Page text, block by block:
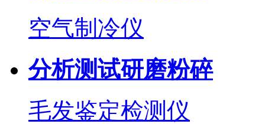
空气制冷仪
分析测试研磨粉碎
毛发鉴定检测仪